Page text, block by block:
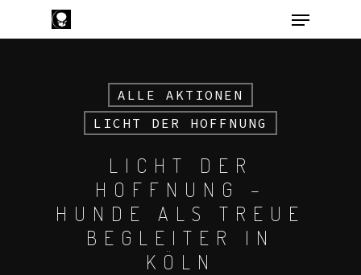
Hit enter to search or ESC to close
ALLE AKTIONEN
LICHT DER HOFFNUNG
LICHT DER
HOFFNUNG –
HUNDE ALS TREUE
BEGLEITER IN
KÖLN